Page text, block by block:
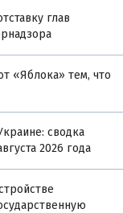
глав
«Яблока» тем, что
сводка
2026 года